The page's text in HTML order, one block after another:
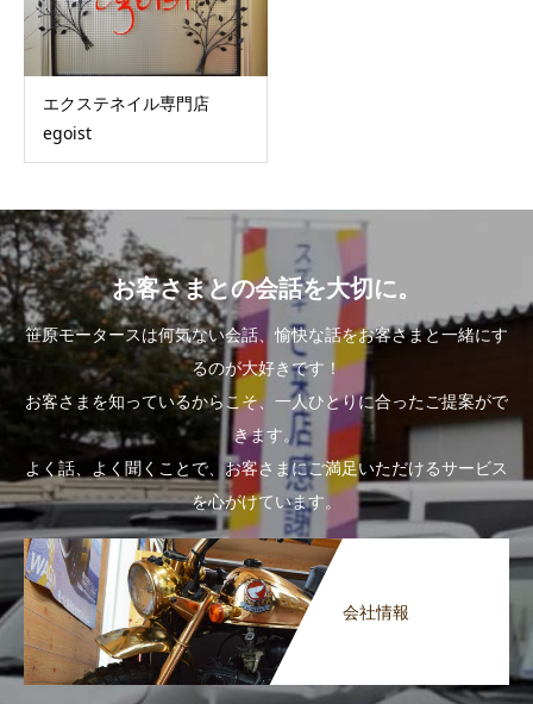
エクステネイル専門店
egoist
お客さまとの会話を大切に。
笹原モータースは何気ない会話、愉快な話をお客さまと一緒にす
るのが大好きです！
お客さまを知っているからこそ、一人ひとりに合ったご提案がで
きます。
よく話、よく聞くことで、お客さまにご満足いただけるサービス
を心がけています。
会社情報